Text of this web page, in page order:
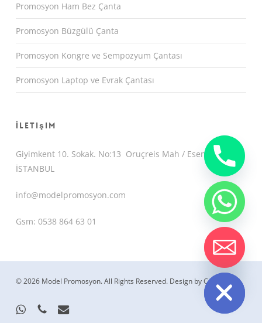
Promosyon Ham Bez Çanta
Promosyon Büzgülü Çanta
Promosyon Kongre ve Sempozyum Çantası
Promosyon Laptop ve Evrak Çantası
İletişim
Giyimkent 10. Sokak. No:13 Oruçreis Mah / Esenler /
İSTANBUL
info@modelpromosyon.com
Gsm: 0538 864 63 01
© 2026 Model Promosyon. All Rights Reserved. Design by CemUyguc
whatsappphone email
Hide
chaty